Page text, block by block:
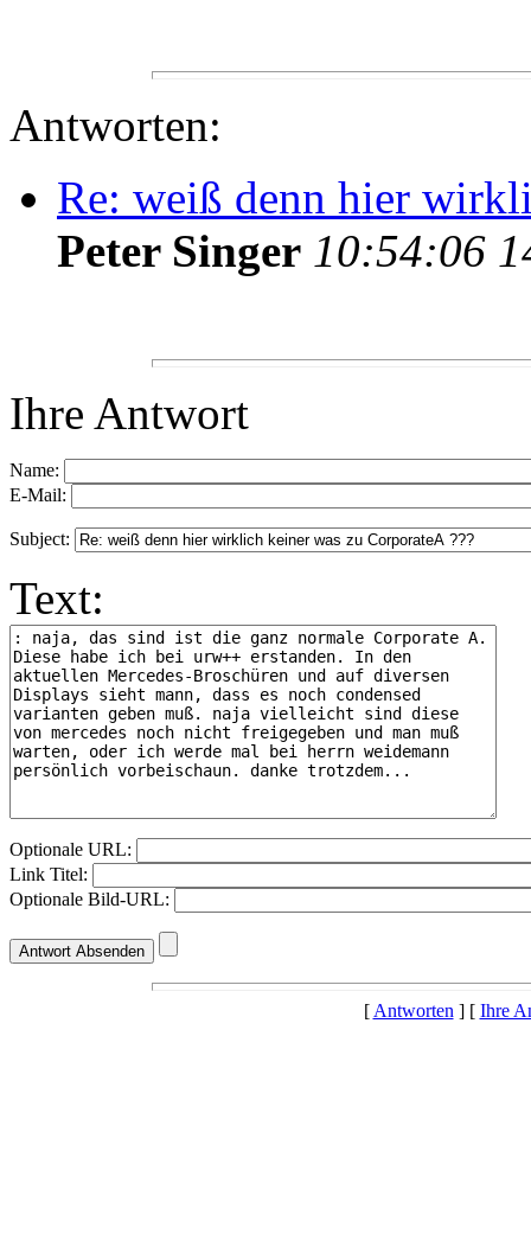
Antworten:
Re: weiß denn hier
Peter Singer 10:54:06
Ihre Antwort
Name:
E-Mail:
Subject:
Text:
Optionale URL:
Link Titel:
Optionale Bild-URL:
[Antworten] [ Ihre